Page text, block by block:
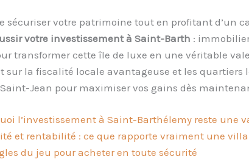
sécuriser votre patrimoine tout en profitant d’un
votre investissement à Saint-Barth :
transformer cette île de luxe en une véritable
sur la fiscalité locale avantageuse et les quartiers
Jean pour maximiser vos gains dès
l’investissement à Saint-Barthélemy reste une
et rentabilité : ce que rapporte vraiment une villa
du jeu pour acheter en toute sécurité